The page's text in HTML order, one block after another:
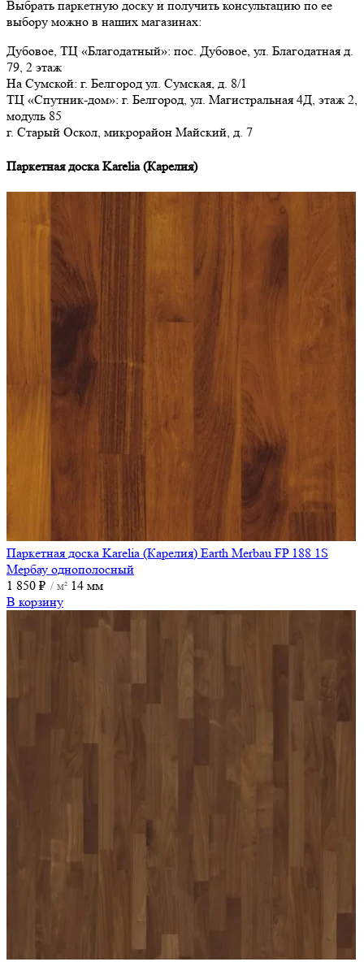
Выбрать паркетную доску и получить консультацию по ее
выбору можно в наших магазинах:
Дубовое, ТЦ «Благодатный»: пос. Дубовое, ул. Благодатная д.
79, 2 этаж
На Сумской: г. Белгород ул. Сумская, д. 8/1
ТЦ «Спутник-дом»: г. Белгород, ул. Магистральная 4Д, этаж 2,
модуль 85
г. Старый Оскол, микрорайон Майский, д. 7
Паркетная доска Karelia (Карелия)
Паркетная доска Karelia (Карелия) Earth Merbau FP 188 1S
Мербау однополосный
1 850 ₽ / м² 14 мм
В корзину